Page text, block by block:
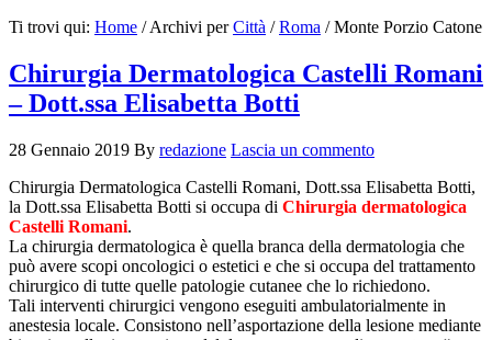
Ti trovi qui: Home /Archivi perCittà / Roma /Monte Porzio Catone
Chirurgia Dermatologica Castelli Romani
– Dott.ssa Elisabetta Botti
28 Gennaio 2019 By redazione Lascia un commento
Chirurgia Dermatologica Castelli Romani, Dott.ssa Elisabetta Botti,
la Dott.ssa Elisabetta Botti si occupa di Chirurgia dermatologica
Castelli Romani.
La chirurgia dermatologica è quella branca della dermatologia che
può avere scopi oncologici o estetici e che si occupa del trattamento
chirurgico di tutte quelle patologie cutanee che lo richiedono.
Tali interventi chirurgici vengono eseguiti ambulatorialmente in
anestesia locale. Consistono nell’asportazione della lesione mediante